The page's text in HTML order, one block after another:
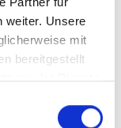
weiter. Unsere
mit
bereitgestellt
der Dienste